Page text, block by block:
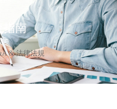
指南
& 法律法規